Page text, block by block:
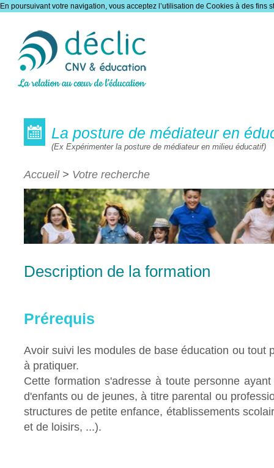
En poursuivant votre navigation, vous acceptez l’utilisation de Cookies à des fins
La posture de médiateur en
(Ex Expérimenter la posture de médiateur en milieu éducatif)
Accueil> Votre recherche
Description de la formation
Prérequis
Avoir suivi les modules de base éducation ou tout
à pratiquer.
Cette formation s'adresse à toute personne
d'enfants ou de jeunes, à titre parental ou
structures de petite enfance, établissements
et de loisirs, ...).